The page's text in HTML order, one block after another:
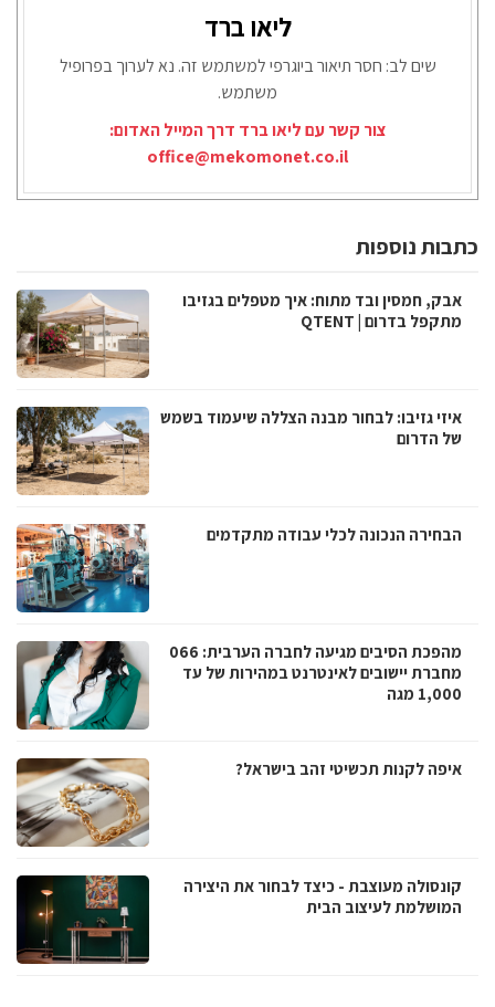
ליאו ברד
שים לב: חסר תיאור ביוגרפי למשתמש זה. נא לערוך בפרופיל
משתמש.
צור קשר עם ליאו ברד דרך המייל האדום:
office@mekomonet.co.il
כתבות נוספות
אבק, חמסין ובד מתוח: איך מטפלים בגזיבו
מתקפל בדרום | QTENT
איזי גזיבו: לבחור מבנה הצללה שיעמוד בשמש
של הדרום
הבחירה הנכונה לכלי עבודה מתקדמים
מהפכת הסיבים מגיעה לחברה הערבית: 066
מחברת יישובים לאינטרנט במהירות של עד
1,000 מגה
איפה לקנות תכשיטי זהב בישראל?
קונסולה מעוצבת - כיצד לבחור את היצירה
המושלמת לעיצוב הבית